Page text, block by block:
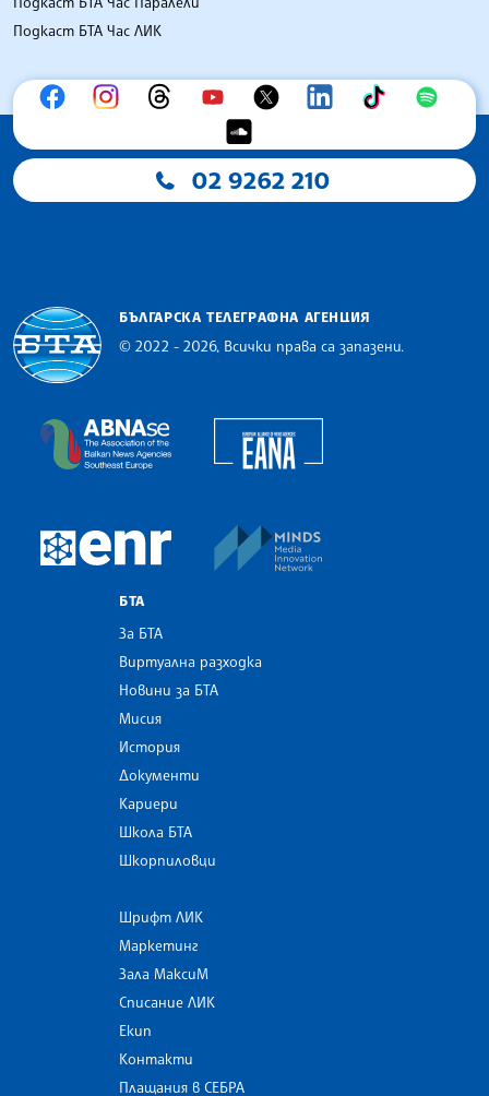
Подкаст БТА Час ЛИК
02 9262 210
БЪЛГАРСКА ТЕЛЕГРАФНА АГЕНЦИЯ
© 2022 - 2026, Всички права са запазени.
The Assocoation of the Balkan News Agencies
European Newsroom
БТА
За БТА
Виртуална разходка
Новини за БТА
Мисия
История
Документи
Кариери
Школа БТА
Шкорпиловци
Шрифт ЛИК
Маркетинг
Зала МаксиМ
Списание ЛИК
Екип
Контакти
Плащания в СЕБРА